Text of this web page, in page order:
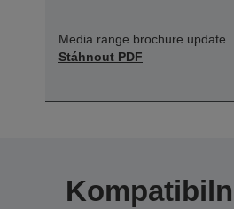
Media range brochure update
Stáhnout PDF